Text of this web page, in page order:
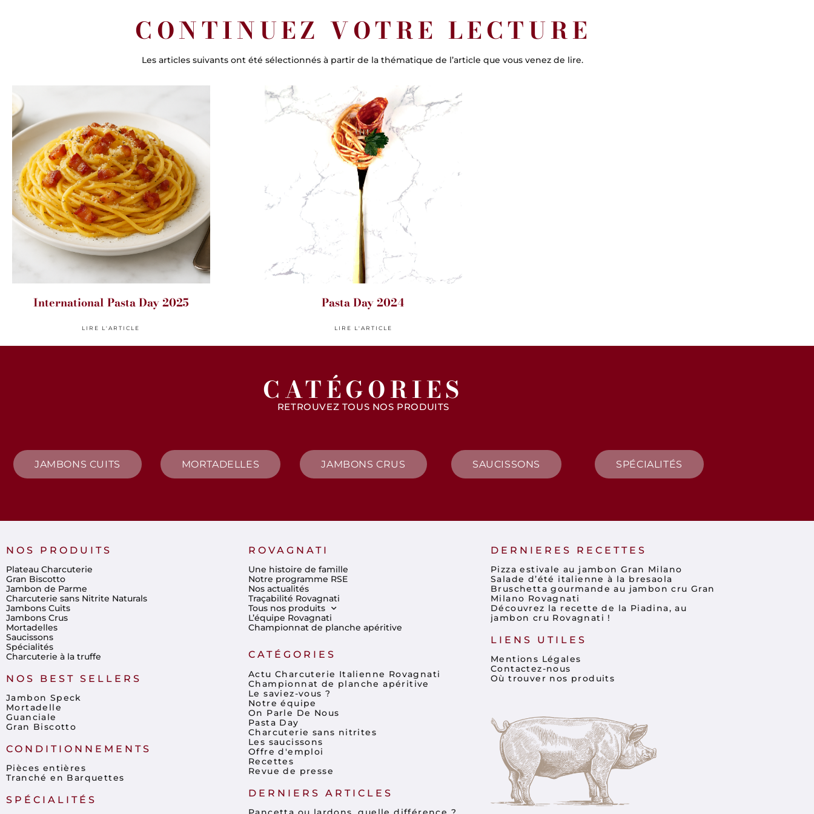
CONTINUEZ VOTRE LECTURE
Les articles suivants ont été sélectionnés à partir de la thématique de l’article que vous venez de lire.
International Pasta Day 2025
LIRE L'ARTICLE
Pasta Day 2024
LIRE L'ARTICLE
CATÉGORIES
RETROUVEZ TOUS NOS PRODUITS
JAMBONS CUITS MORTADELLES JAMBONS CRUS SAUCISSONS SPÉCIALITÉS
NOS PRODUITS
Plateau Charcuterie
Gran Biscotto
Jambon de Parme
Charcuterie sans Nitrite Naturals
Jambons Cuits
Jambons Crus
Mortadelles
Saucissons
Spécialités
Charcuterie à la truffe
NOS BEST SELLERS
Jambon Speck
Mortadelle
Guanciale
Gran Biscotto
CONDITIONNEMENTS
Pièces entières
Tranché en Barquettes
SPÉCIALITÉS
ROVAGNATI
Une histoire de famille
Notre programme RSE
Nos actualités
Traçabilité Rovagnati
Tous nos produits
L’équipe Rovagnati
Championnat de planche apéritive
CATÉGORIES
Actu Charcuterie Italienne Rovagnati
Championnat de planche apéritive
Le saviez-vous ?
Notre équipe
On Parle De Nous
Pasta Day
Charcuterie sans nitrites
Les saucissons
Offre d'emploi
Recettes
Revue de presse
DERNIERS ARTICLES
DERNIERES RECETTES
Pizza estivale au jambon Gran Milano
Salade d’été italienne à la bresaola
Bruschetta gourmande au jambon cru Gran
Milano Rovagnati
Découvrez la recette de la Piadina, au
jambon cru Rovagnati !
LIENS UTILES
Mentions Légales
Contactez-nous
Où trouver nos produits